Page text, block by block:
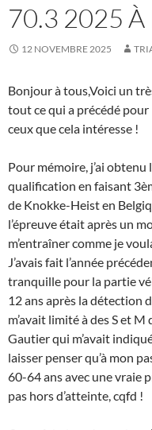
70.3 2025
12 NOVEMBRE 2025
Bonjour à tous,Voici un
tout ce qui a précédé pour
ceux que cela intéresse !
Pour mémoire, j’ai
qualification en faisant
de Knokke-Heist en
l’épreuve était après un
m’entraîner comme je
J’avais fait l’année
tranquille pour la partie
12 ans après la détection
m’avait limité à des S et
Gautier qui m’avait
laisser penser qu’à mon
60-64 ans avec une vraie
pas hors d’atteinte, cqfd !